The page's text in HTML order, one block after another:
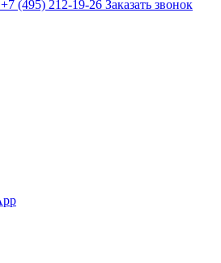
+7 (495) 212-19-26 Заказать звонок